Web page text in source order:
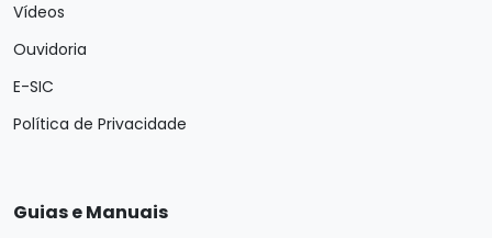
Vídeos
Ouvidoria
E-SIC
Política de Privacidade
Guias e Manuais